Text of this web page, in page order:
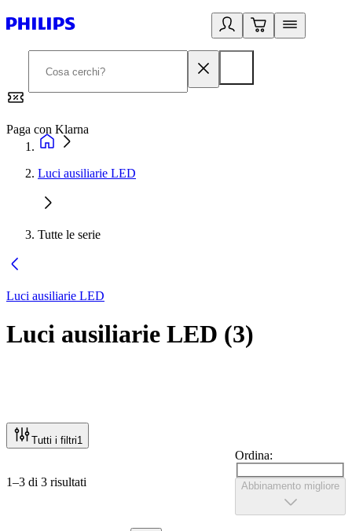
Paga con Klarna
Luci ausiliarie LED
Tutte le serie
Luci ausiliarie LED
Luci ausiliarie LED (3)
Tutti i filtri1
1–3 di 3 risultati
Ordina:
Abbinamento migliore